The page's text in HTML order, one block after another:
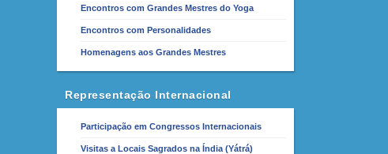
Encontros com Grandes Mestres do Yoga
Encontros com Personalidades
Homenagens aos Grandes Mestres
Representação Internacional
Participação em Congressos Internacionais
Visitas a Locais Sagrados na Índia (Yátrá)